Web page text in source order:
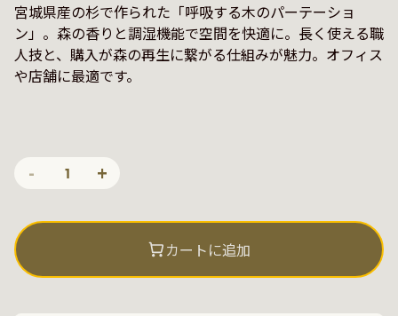
宮城県産の杉で作られた「呼吸する木のパーテーショ
ン」。森の香りと調湿機能で空間を快適に。長く使える職
人技と、購入が森の再生に繋がる仕組みが魅力。オフィス
や店舗に最適です。
- 1 +
カートに追加